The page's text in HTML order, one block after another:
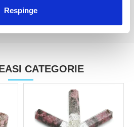
Respinge
CATEGORIE